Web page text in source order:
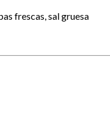
frescas, sal gruesa